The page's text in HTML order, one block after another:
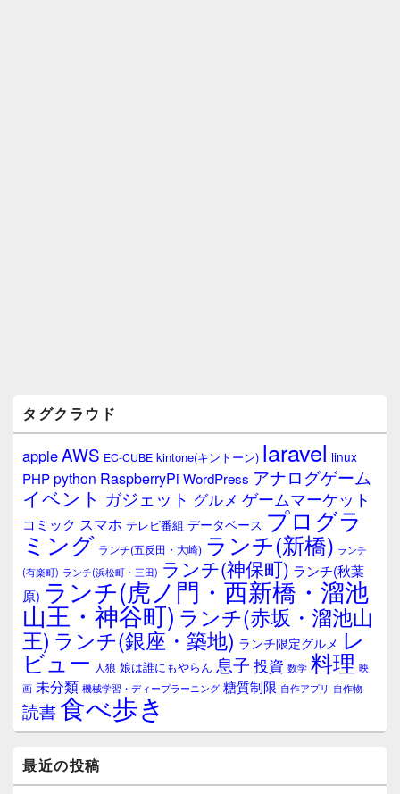
タグクラウド
appleAWS EC-CUBE kintone(キントーン) laravel linux
PHPpython RaspberryPi WordPress アナログゲーム
イベント ガジェット グルメ ゲームマーケット
コミック スマホ テレビ番組 データベース プログラ
ミング ランチ(五反田・大崎) ランチ(新橋) ランチ
(有楽町) ランチ(浜松町・三田) ランチ(神保町) ランチ(秋葉
原) ランチ(虎ノ門・西新橋・溜池
山王・神谷町) ランチ(赤坂・溜池山
王) ランチ(銀座・築地) ランチ限定グルメ レ
ビュー 人狼 娘は誰にもやらん 息子 投資 数学 料理 映
画 未分類 機械学習・ディープラーニング 糖質制限 自作アプリ 自作物
読書食べ歩き
最近の投稿